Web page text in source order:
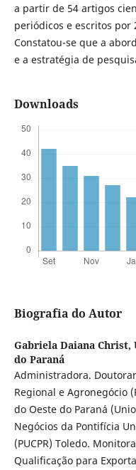
a partir de 54 artigos
periódicos e escritos por
Constatou-se que a
e a estratégia de
Downloads
Biografia do Autor
Gabriela Daiana Christ,
do Paraná
Administradora.
Regional e Agronegócio
do Oeste do Paraná
Negócios da Pontifícia
(PUCPR) Toledo.
Qualificação para